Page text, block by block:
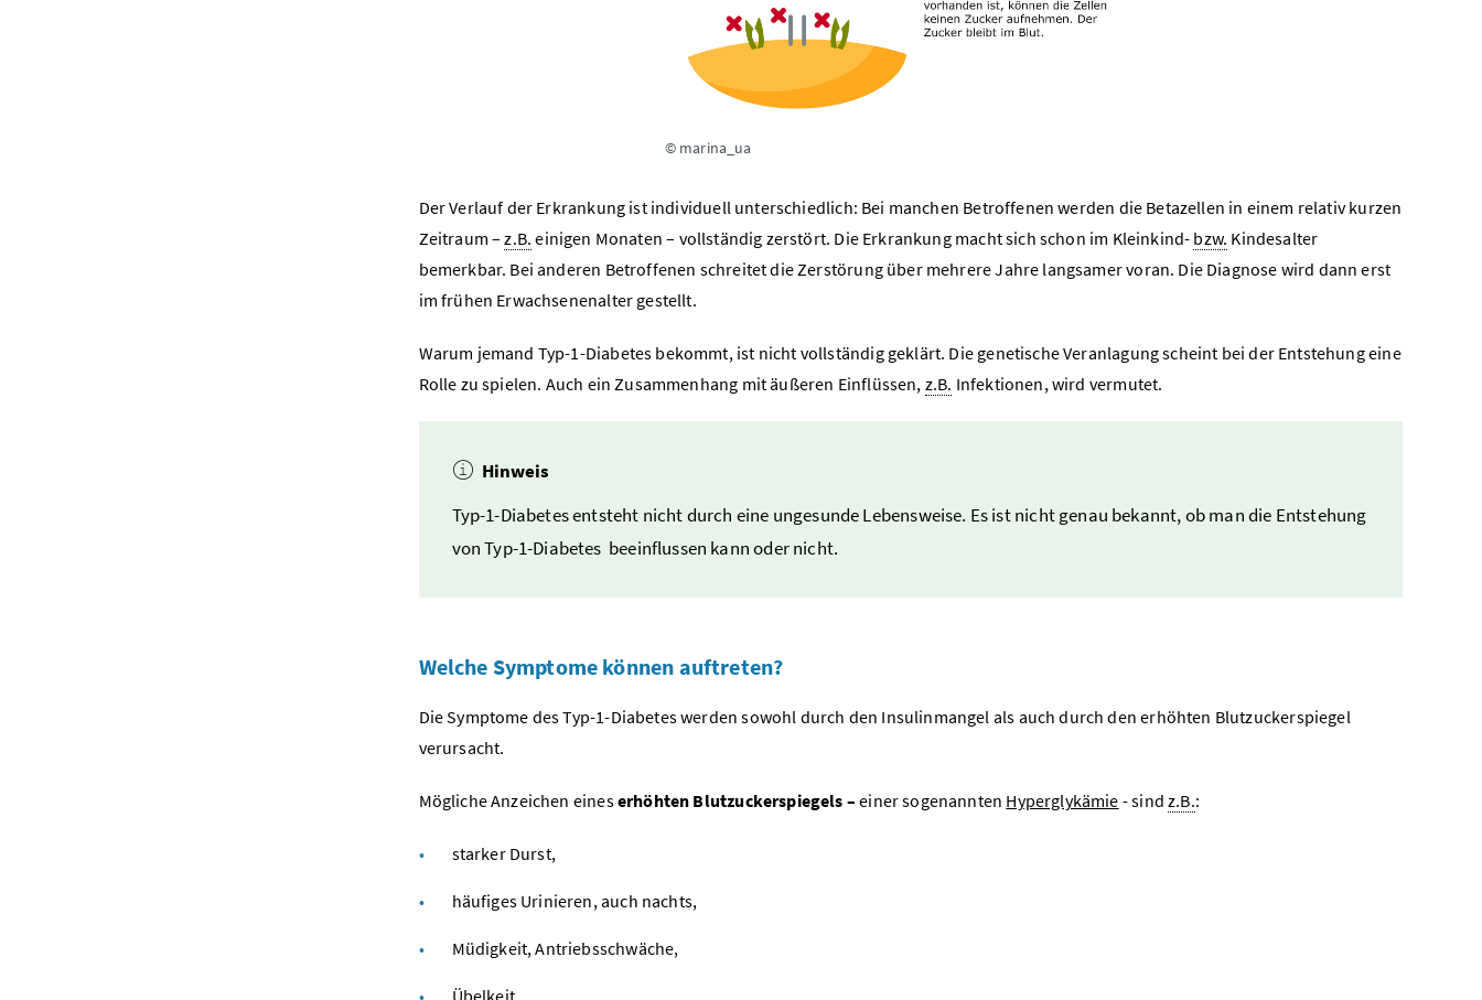
© marina_ua
Der Verlauf der Erkrankung ist individuell unterschiedlich: Bei manchen Betroffenen werden die Betazellen in einem relativ kurzen
Zeitraum –z.B. einigen Monaten – vollständig zerstört. Die Erkrankung macht sich schon im Kleinkind- bzw. Kindesalter
bemerkbar. Bei anderen Betroffenen schreitet die Zerstörung über mehrere Jahre langsamer voran. Die Diagnose wird dann erst
im frühen Erwachsenenalter gestellt.
Warum jemand Typ-1-Diabetes bekommt, ist nicht vollständig geklärt. Die genetische Veranlagung scheint bei der Entstehung eine
Rolle zu spielen. Auch ein Zusammenhang mit äußeren Einflüssen, z.B. Infektionen, wird vermutet.
Hinweis
Typ-1-Diabetes entsteht nicht durch eine ungesunde Lebensweise. Es ist nicht genau bekannt, ob man die Entstehung
von Typ-1-Diabetes beeinflussen kann oder nicht.
Welche Symptome können auftreten?
Die Symptome des Typ-1-Diabetes werden sowohl durch den Insulinmangel als auch durch den erhöhten Blutzuckerspiegel
verursacht.
Mögliche Anzeichen eineserhöhten Blutzuckerspiegels –einer sogenannten Hyperglykämie - sindz.B.:
starker Durst,
häufiges Urinieren, auch nachts,
Müdigkeit, Antriebsschwäche,
Übelkeit,